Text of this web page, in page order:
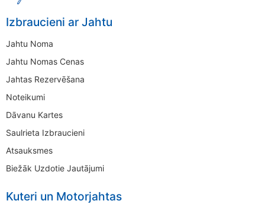
Izbraucieni ar Jahtu
Jahtu Noma
Jahtu Nomas Cenas
Jahtas Rezervēšana
Noteikumi
Dāvanu Kartes
Saulrieta Izbraucieni
Atsauksmes
Biežāk Uzdotie Jautājumi
Kuteri un Motorjahtas